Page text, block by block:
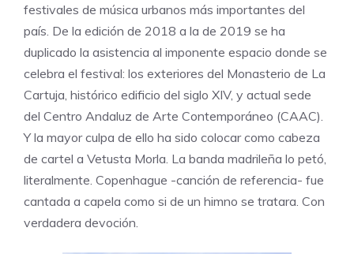
festivales de música urbanos más importantes del
país. De la edición de 2018 a la de 2019 se ha
duplicado la asistencia al imponente espacio donde se
celebra el festival: los exteriores del Monasterio de La
Cartuja, histórico edificio del siglo XIV, y actual sede
del Centro Andaluz de Arte Contemporáneo (CAAC).
Y la mayor culpa de ello ha sido colocar como cabeza
de cartel a Vetusta Morla. La banda madrileña lo petó,
literalmente. Copenhague -canción de referencia- fue
cantada a capela como si de un himno se tratara. Con
verdadera devoción.